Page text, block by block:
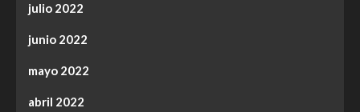
julio 2022
junio 2022
mayo 2022
abril 2022